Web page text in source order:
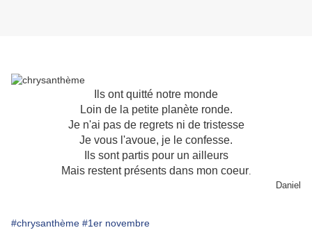
Ils ont quitté notre monde
Loin de la petite planète ronde.
Je n'ai pas de regrets ni de tristesse
Je vous l'avoue, je le confesse.
Ils sont partis pour un ailleurs
Mais restent présents dans mon coeur.
Daniel
#chrysanthème #1er novembre